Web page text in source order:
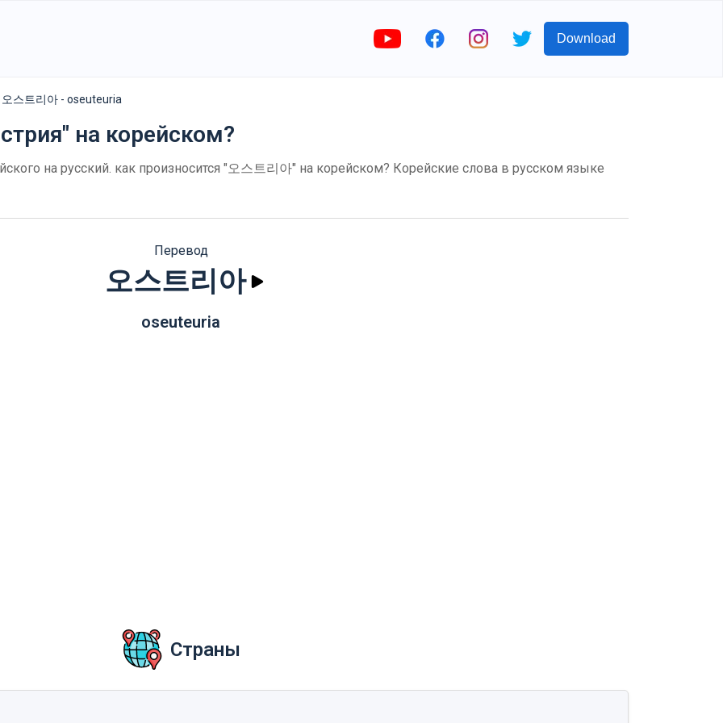
Download
오스트리아 - oseuteuria
на корейском?
на русский. как произносится "오스트리아" на корейском? Корейские слова в русском языке
Перевод
오스트리아
oseuteuria
Страны